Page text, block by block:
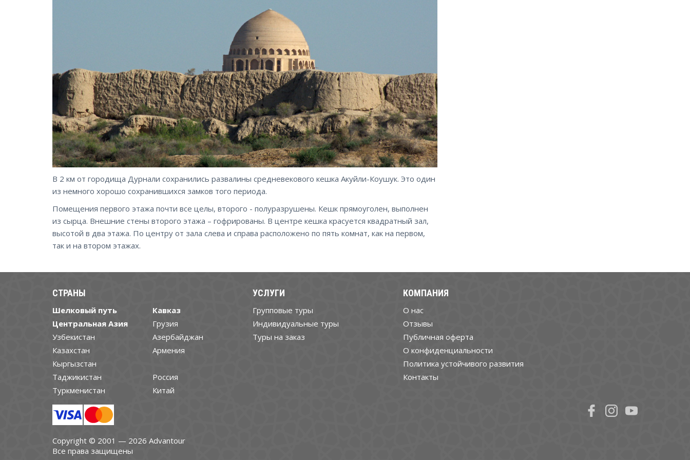
В 2 км от городища Дурнали сохранились развалины средневекового кешка Акуйли-Коушук. Это один
из немного хорошо сохранившихся замков того периода.
Помещения первого этажа почти все целы, второго - полуразрушены. Кешк прямоуголен, выполнен
из сырца. Внешние стены второго этажа – гофрированы. В центре кешка красуется квадратный зал,
высотой в два этажа. По центру от зала слева и справа расположено по пять комнат, как на первом,
так и на втором этажах.
СТРАНЫ
Шелковый путь
Центральная Азия
Узбекистан
Казахстан
Кыргызстан
Таджикистан
Туркменистан
Кавказ
Грузия
Азербайджан
Армения
Россия
Китай
УСЛУГИ
Групповые туры
Индивидуальные туры
Туры на заказ
КОМПАНИЯ
О нас
Отзывы
Публичная оферта
О конфиденциальности
Политика устойчивого развития
Контакты
Copyright © 2001 — 2026 Advantour
Все права защищены